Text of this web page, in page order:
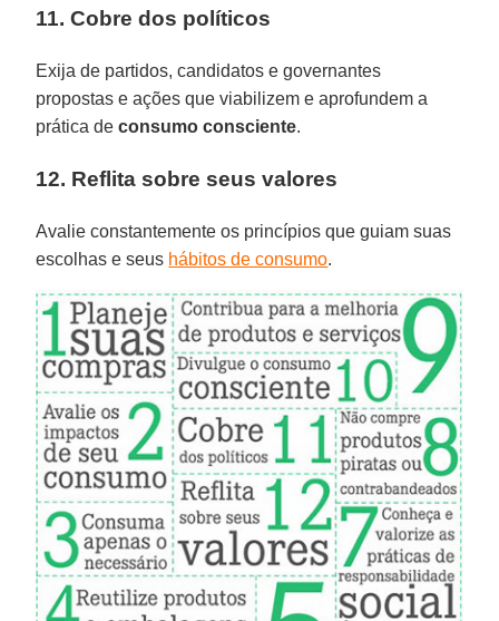
11. Cobre dos políticos
Exija de partidos, candidatos e governantes
propostas e ações que viabilizem e aprofundem a
prática deconsumo consciente.
12. Reflita sobre seus valores
Avalie constantemente os princípios que guiam suas
escolhas e seus hábitos de consumo.